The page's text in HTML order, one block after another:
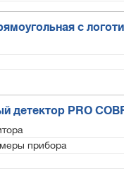
с
детектор PRO
прибора